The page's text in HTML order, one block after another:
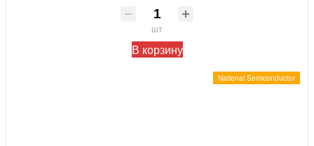
шт
В корзину
National Semiconductor